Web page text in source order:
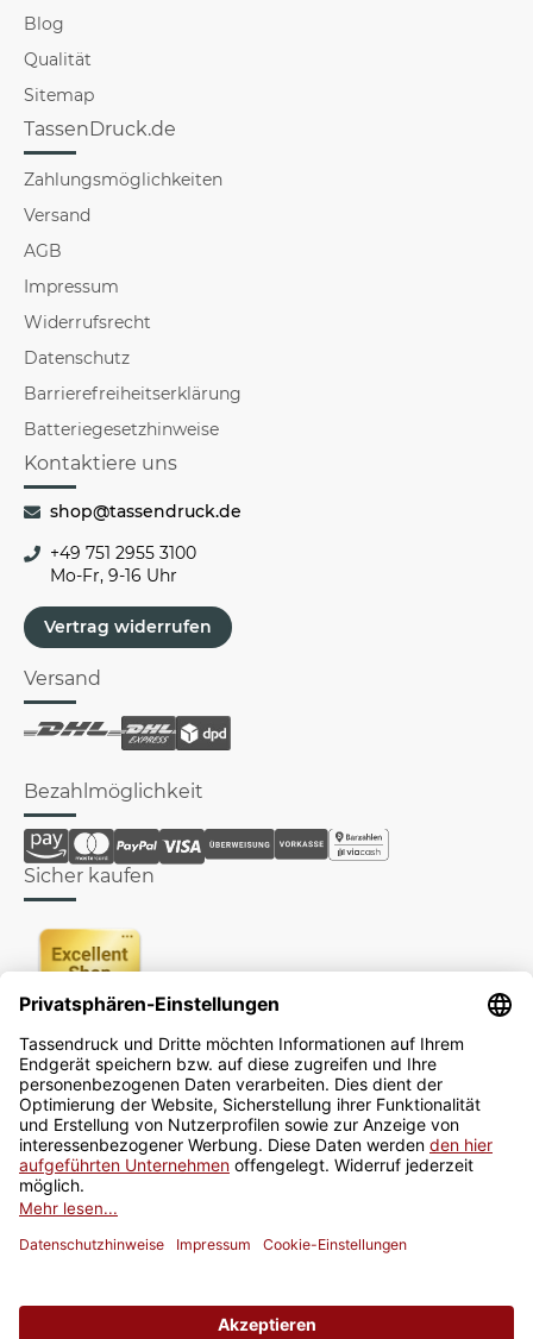
Blog
Qualität
Sitemap
TassenDruck.de
Zahlungsmöglichkeiten
Versand
AGB
Impressum
Widerrufsrecht
Datenschutz
Barrierefreiheitserklärung
Batteriegesetzhinweise
Kontaktiere uns
shop@tassendruck.de
+49 751 2955 3100
Mo-Fr, 9-16 Uhr
Vertrag widerrufen
Versand
Bezahlmöglichkeit
Sicher kaufen
Newsletter